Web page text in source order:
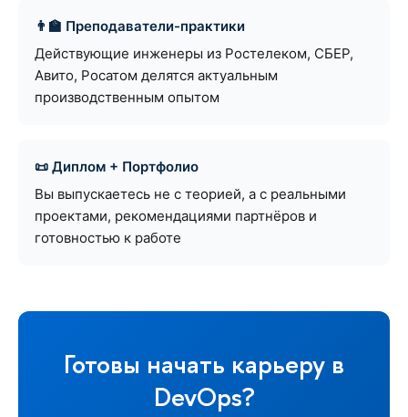
👨🏫 Преподаватели-практики
Действующие инженеры из Ростелеком, СБЕР,
Авито, Росатом делятся актуальным
производственным опытом
📜 Диплом + Портфолио
Вы выпускаетесь не с теорией, а с реальными
проектами, рекомендациями партнёров и
готовностью к работе
Готовы начать карьеру в
DevOps?